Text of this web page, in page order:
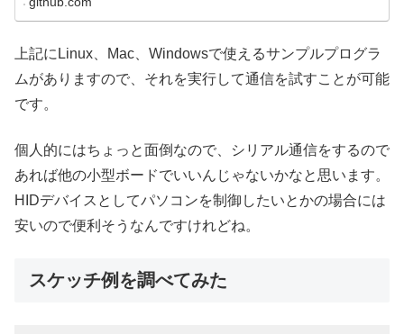
上記にLinux、Mac、Windowsで使えるサンプルプログラ
ムがありますので、それを実行して通信を試すことが可能
です。
個人的にはちょっと面倒なので、シリアル通信をするので
あれば他の小型ボードでいいんじゃないかなと思います。
HIDデバイスとしてパソコンを制御したいとかの場合には
安いので便利そうなんですけれどね。
スケッチ例を調べてみた